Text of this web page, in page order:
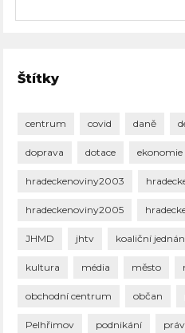
Štítky
centrum covid daně
doprava dotace ekonomie
hradeckenoviny2003
hradeckenoviny2005
JHMD jhtv koaliční
kultura média město
obchodní centrum občan
Pelhřimov podnikání